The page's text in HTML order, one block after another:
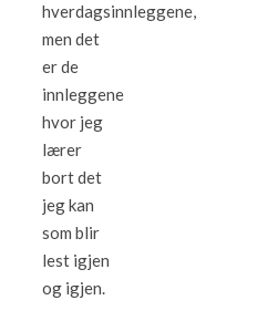
hverdagsinnleggene,
men det
er de
innleggene
hvor jeg
lærer
bort det
jeg kan
som blir
lest igjen
og igjen.